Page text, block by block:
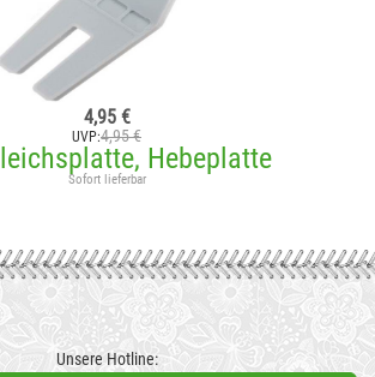
4,95 €
UVP:4,95 €
Hebeplatte
Sofort lieferbar
Unsere Hotline: